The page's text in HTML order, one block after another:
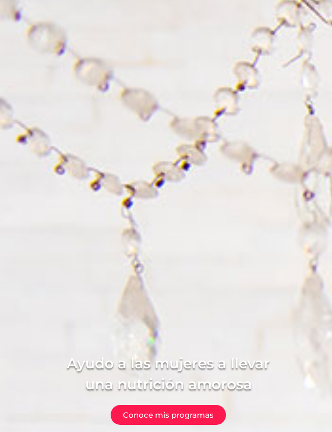
Ayudo a las mujeres a llevar
una nutrición amorosa
Conoce mis programas